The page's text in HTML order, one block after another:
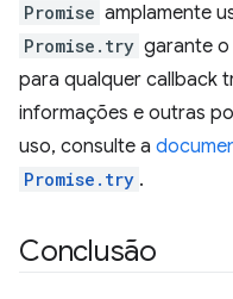
Promise amplamente
Promise.try garante
para qualquer callback
informações e outras
uso, consulte a
Promise.try .
Conclusão